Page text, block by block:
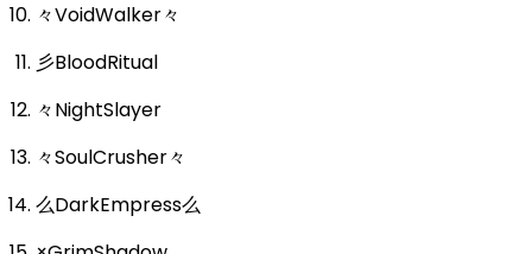
々VoidWalker々
彡BloodRitual
々NightSlayer
々SoulCrusher々
么DarkEmpress么